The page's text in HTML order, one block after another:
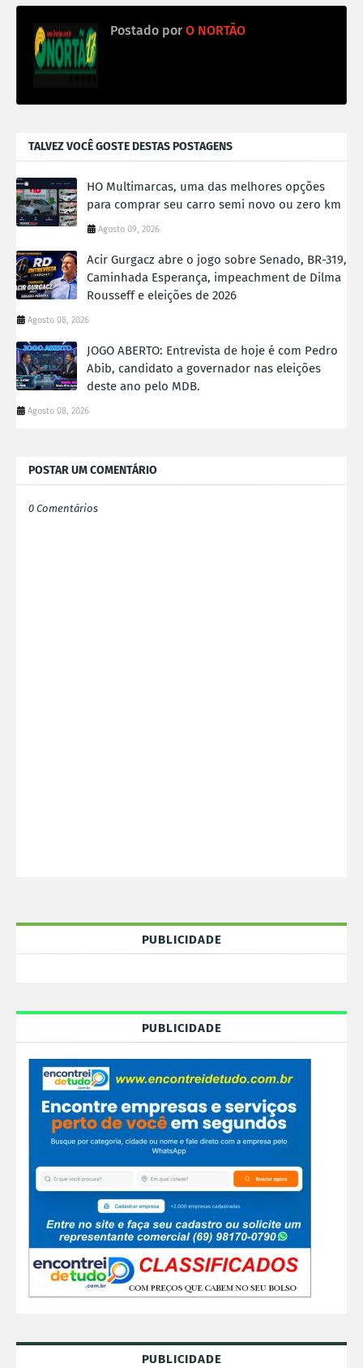
Postado por O NORTÃO
TALVEZ VOCÊ GOSTE DESTAS POSTAGENS
HO Multimarcas, uma das melhores opções
para comprar seu carro semi novo ou zero km
Agosto 09, 2026
Acir Gurgacz abre o jogo sobre Senado, BR-319,
Caminhada Esperança, impeachment de Dilma
Rousseff e eleições de 2026
Agosto 08, 2026
JOGO ABERTO: Entrevista de hoje é com Pedro
Abib, candidato a governador nas eleições
deste ano pelo MDB.
Agosto 08, 2026
POSTAR UM COMENTÁRIO
0 Comentários
PUBLICIDADE
PUBLICIDADE
PUBLICIDADE